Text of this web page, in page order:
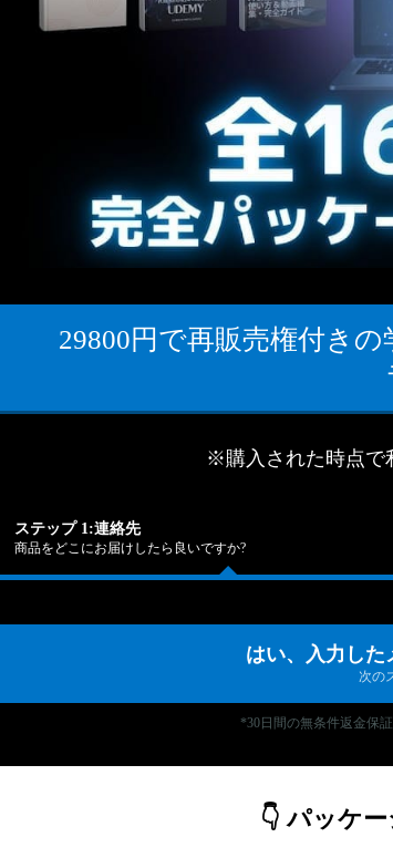
29800円で再販売権付き
※購入された時点で
ステップ 1:連絡先
商品をどこにお届けしたら良いですか?
はい、入力した
次の
*30日間の無条件返金保証
👇 パッケ